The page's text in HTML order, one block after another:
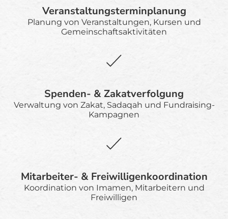
Veranstaltungsterminplanung
Planung von Veranstaltungen, Kursen und
Gemeinschaftsaktivitäten
Spenden- & Zakatverfolgung
Verwaltung von Zakat, Sadaqah und Fundraising-
Kampagnen
Mitarbeiter- & Freiwilligenkoordination
Koordination von Imamen, Mitarbeitern und
Freiwilligen